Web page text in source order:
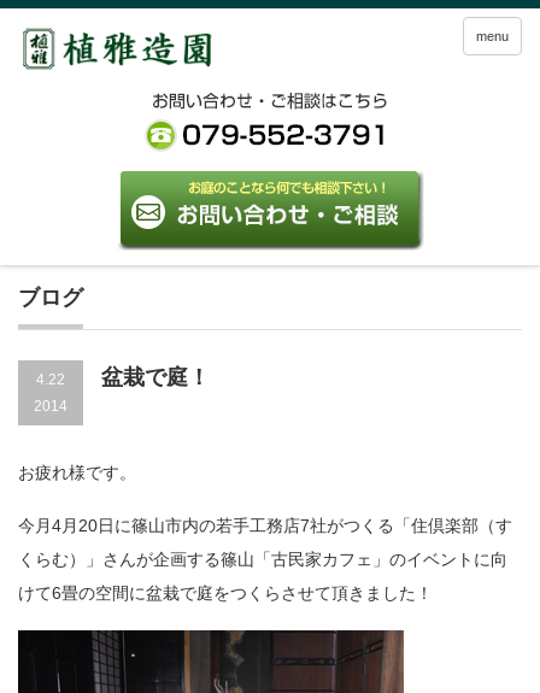
menu
ブログ
4.22
2014
盆栽で庭！
お疲れ様です。
今月4月20日に篠山市内の若手工務店7社がつくる「住倶楽部（す
くらむ）」さんが企画する篠山「古民家カフェ」のイベントに向
けて6畳の空間に盆栽で庭をつくらさせて頂きました！